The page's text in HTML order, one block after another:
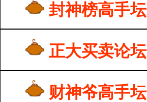
封神榜高手坛
正大买卖论坛
财神爷高手坛